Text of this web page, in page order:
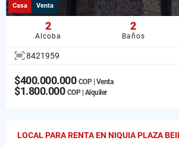
Casa Venta
2
Alcoba
2
Baños
8421959
$400.000.000 COP | Venta
$1.800.000 COP | Alquiler
LOCAL PARA RENTA EN NIQUIA PLAZA